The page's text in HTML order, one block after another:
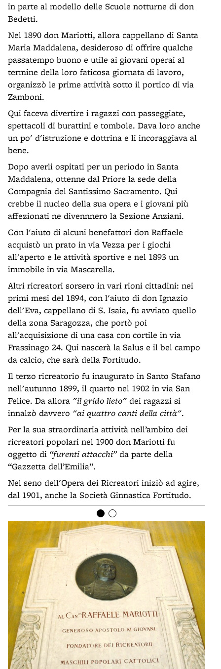
in parte al modello delle Scuole notturne di don
Bedetti.
Nel 1890 don Mariotti, allora cappellano di Santa
Maria Maddalena, desideroso di offrire qualche
passatempo buono e utile ai giovani operai al
termine della loro faticosa giornata di lavoro,
organizzò le prime attività sotto il portico di via
Zamboni.
Qui faceva divertire i ragazzi con passeggiate,
spettacoli di burattini e tombole. Dava loro anche
un po' d'istruzione e dottrina e li incoraggiava al
bene.
Dopo averli ospitati per un periodo in Santa
Maddalena, ottenne dal Priore la sede della
Compagnia del Santissimo Sacramento. Qui
crebbe il nucleo della sua opera e i giovani più
affezionati ne divennnero la Sezione Anziani.
Con l'aiuto di alcuni benefattori don Raffaele
acquistò un prato in via Vezza per i giochi
all'aperto e le attività sportive e nel 1893 un
immobile in via Mascarella.
Altri ricreatori sorsero in vari rioni cittadini: nei
primi mesi del 1894, con l'aiuto di don Ignazio
dell'Eva, cappellano di S. Isaia, fu avviato quello
della zona Saragozza, che portò poi
all'acquisizione di una casa con cortile in via
Frassinago 24. Qui nascerà la Salus e il bel campo
da calcio, che sarà della Fortitudo.
Il terzo ricreatorio fu inaugurato in Santo Stafano
nell'autunno 1899, il quarto nel 1902 in via San
Felice. Da allora "il grido lieto" dei ragazzi si
innalzò davvero "ai quattro canti della città".
Per la sua straordinaria attività nell’ambito dei
ricreatori popolari nel 1900 don Mariotti fu
oggetto di “furenti attacchi”da parte della
“Gazzetta dell’Emilia”.
Nel seno dell'Opera dei Ricreatori iniziò ad agire,
dal 1901, anche la Società Ginnastica Fortitudo.